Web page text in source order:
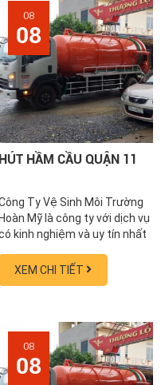
08
08
HÚT HẦM CẦU QUẬN 11
Ty Vệ Sinh Môi Trường
Hoàn Mỹ là công ty với dịch vụ
kinh nghiệm và uy tín nhất
cầu, thông cống nghẹt, thông
bồn cầu, sửa nhà vệ sinh
với hơn 300 doanh nghiệp và
xử lý hơn 10.000 vụ việc là
khách hàng hộ dân, nhà hàng,
khách sạn,...
XEM CHI TIẾT
08
08